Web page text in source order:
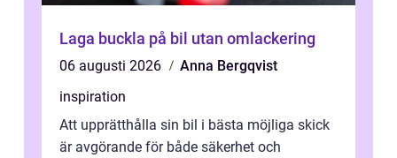
Laga buckla på bil utan omlackering
06 augusti 2026
Anna Bergqvist
inspiration
Att upprätthålla sin bil i bästa möjliga skick
är avgörande för både säkerhet och